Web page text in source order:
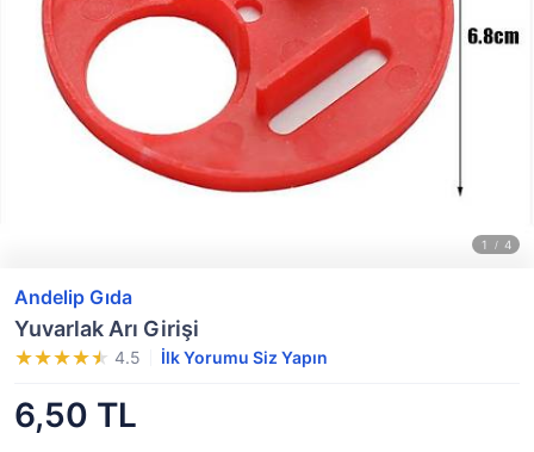
Andelip Gıda
Yuvarlak Arı Girişi
4.5 İlk Yorumu Siz Yapın
6,50 TL